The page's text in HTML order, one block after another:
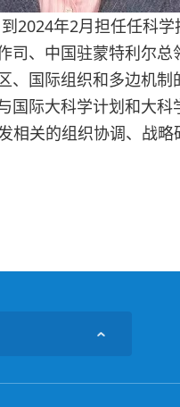
2024年2月担任任科
司、中国驻蒙特利尔
、国际组织和多边机
国际大科学计划和大
相关的组织协调、战